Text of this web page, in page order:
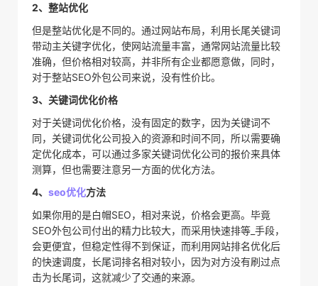
2、整站优化
但是整站优化是不同的。通过网站布局，利用长尾关键词
带动主关键字优化，使网站流量丰富，通常网站流量比较
准确，但价格相对较高，并非所有企业都愿意做，同时，
对于整站SEO外包公司来说，没有性价比。
3、关键词优化价格
对于关键词优化价格，没有固定的数字，因为关键词不
同，关键词优化公司投入的资源和时间不同，所以需要确
定优化成本，可以通过多家关键词优化公司的报价来具体
测算，但也需要注意另一方面的优化方法。
4、 seo优化方法
如果你用的是白帽SEO，相对来说，价格会更高。毕竟
SEO外包公司付出的精力比较大，而采用快速排等_手段，
会更便宜，但稳定性得不到保证，而利用网站排名优化后
的快速调度，长尾词排名相对较小，因为对方没有刷过点
击为长尾词，这就减少了交通的来源。